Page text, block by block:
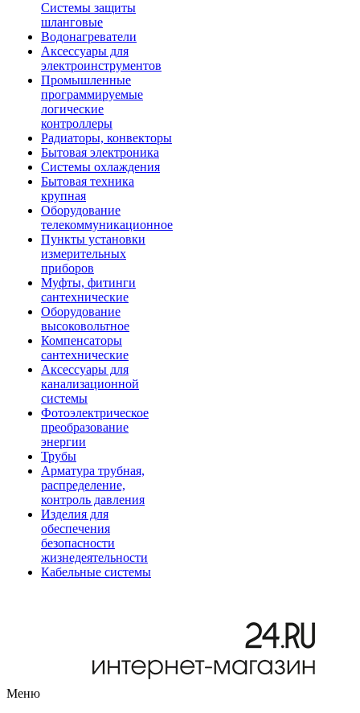
Системы защиты
шланговые
Водонагреватели
Аксессуары для
электроинструментов
Промышленные
программируемые
логические
контроллеры
Радиаторы, конвекторы
Бытовая электроника
Системы охлаждения
Бытовая техника
крупная
Оборудование
телекоммуникационное
Пункты установки
измерительных
приборов
Муфты, фитинги
сантехнические
Оборудование
высоковольтное
Компенсаторы
сантехнические
Аксессуары для
канализационной
системы
Фотоэлектрическое
преобразование
энергии
Трубы
Арматура трубная,
распределение,
контроль давления
Изделия для
обеспечения
безопасности
жизнедеятельности
Кабельные системы
Меню